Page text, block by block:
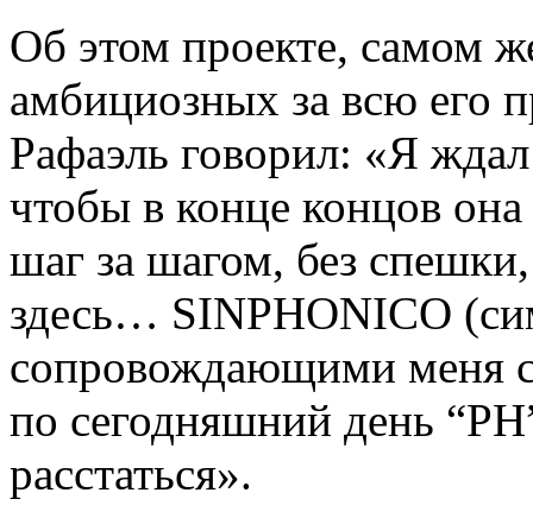
Об этом проекте, самом
амбициозных за всю его
Рафаэль говорил: «Я
чтобы в конце концов
шаг за шагом, без
здесь… SINPHONICO
сопровождающими меня
по сегодняшний день
расстаться».